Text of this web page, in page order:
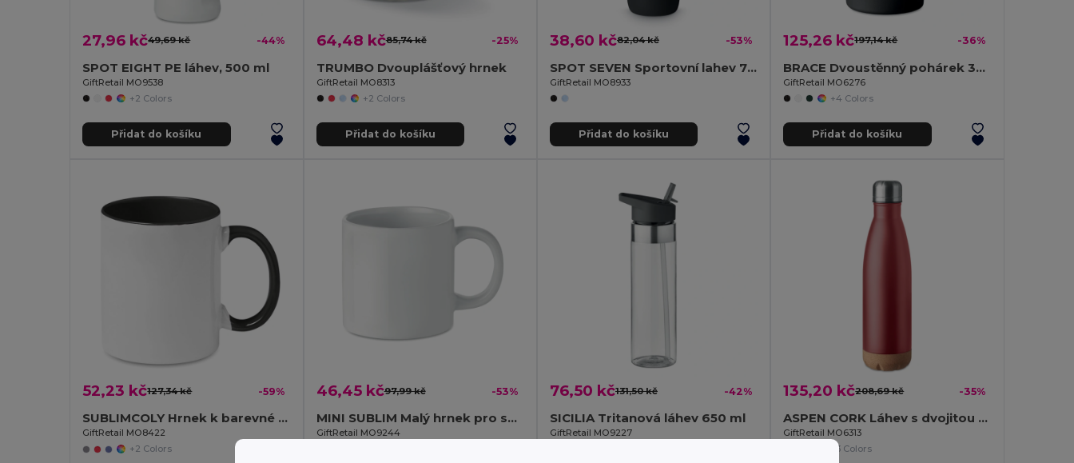
27,96 kč49,69 kč -44%
SPOT EIGHT PE láhev, 500 ml
GiftRetail MO9538
+2 Colors
Přidat do košíku
64,48 kč85,74 kč -25%
TRUMBO Dvouplášťový hrnek
GiftRetail MO8313
+2 Colors
Přidat do košíku
38,60 kč82,04 kč -53%
SPOT SEVEN Sportovní lahev 700 ml
GiftRetail MO8933
Přidat do košíku
125,26 kč197,14 kč -36%
BRACE Dvoustěnný pohárek 350 ml
GiftRetail MO6276
+4 Colors
Přidat do košíku
52,23 kč127,34 kč -59%
SUBLIMCOLY Hrnek k barevné sublimaci
GiftRetail MO8422
+2 Colors
46,45 kč97,99 kč -53%
MINI SUBLIM Malý hrnek pro sublimaci
GiftRetail MO9244
76,50 kč131,50 kč -42%
SICILIA Tritanová láhev 650 ml
GiftRetail MO9227
135,20 kč208,69 kč -35%
ASPEN CORK Láhev s dvojitou stěnou 500 ml
GiftRetail MO6313
+3 Colors